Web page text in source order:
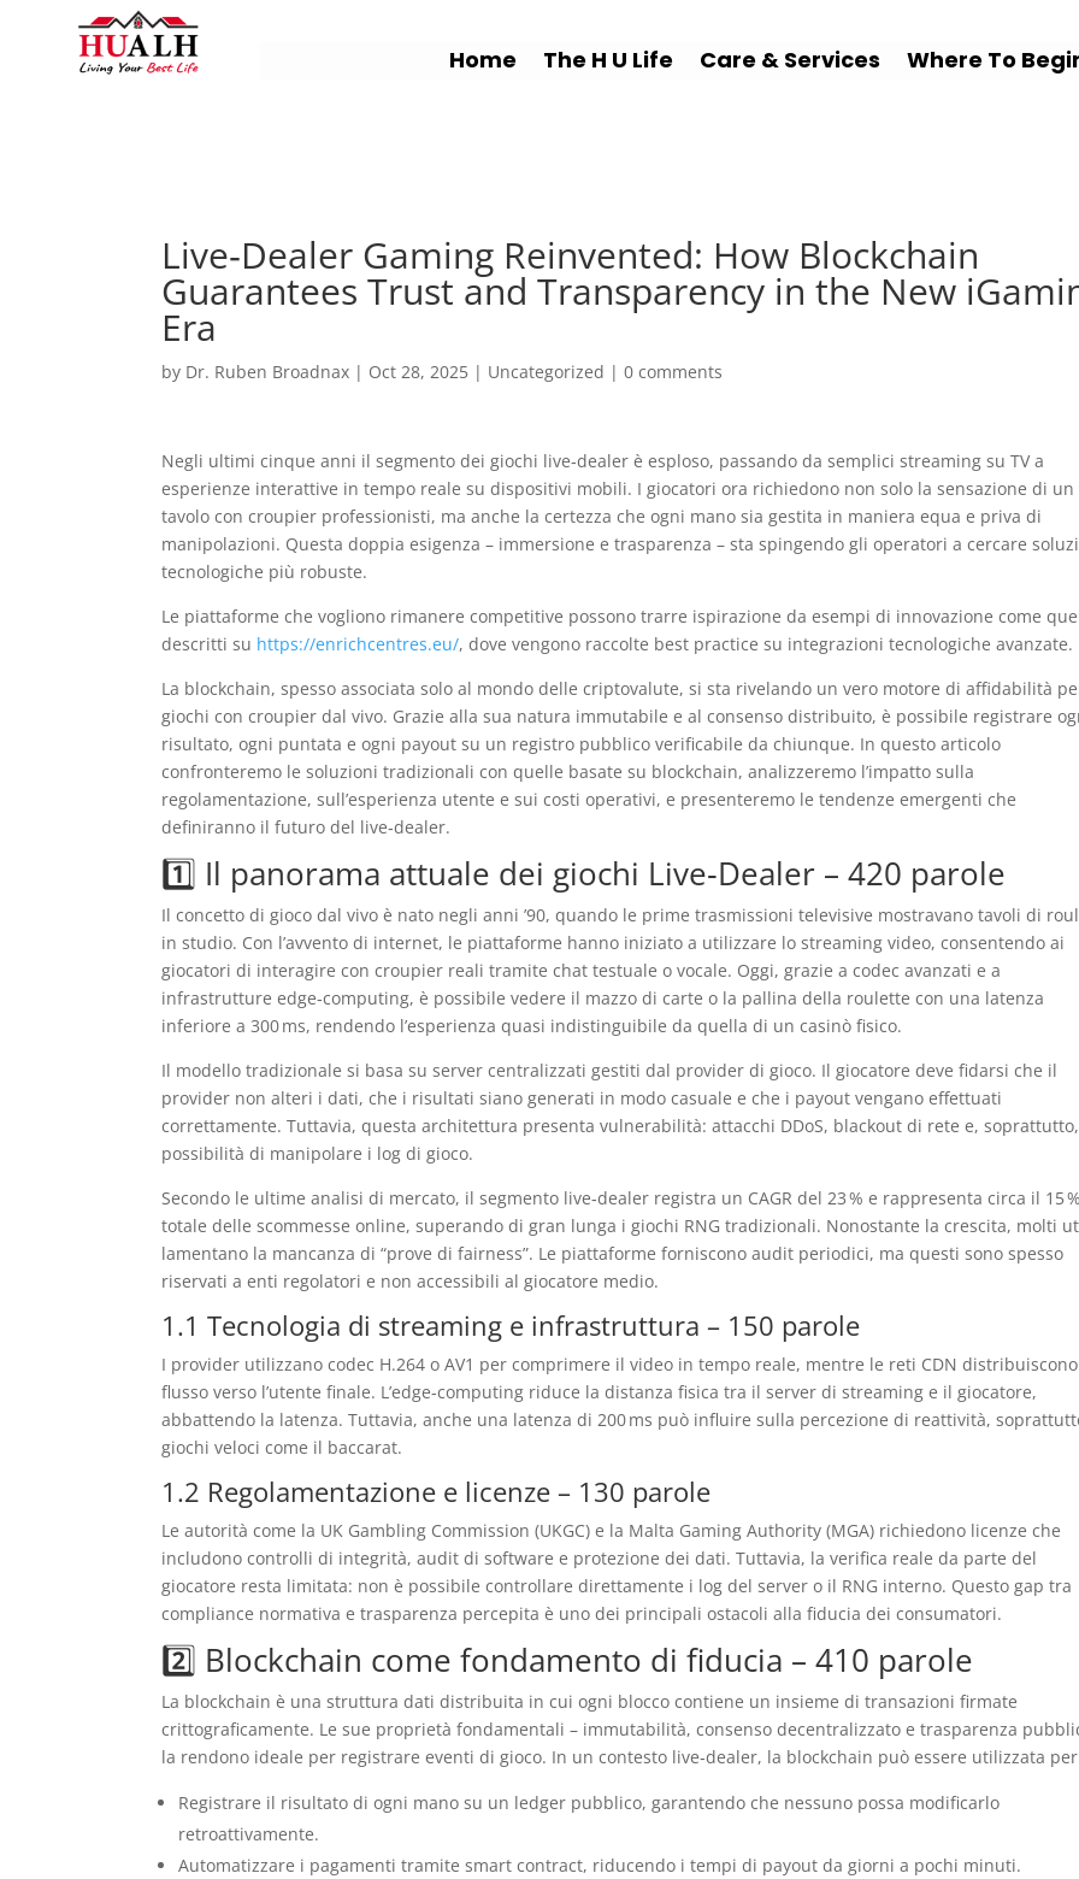
Home The H U Life Care & Services Where To
Live‑Dealer Gaming Reinvented: How Blockchain
Guarantees Trust and Transparency in the New
Era
by Dr. Ruben Broadnax | Oct 28, 2025 | Uncategorized |0 comments
Negli ultimi cinque anni il segmento dei giochi live‑dealer è esploso, passando da semplici streaming su TV a
esperienze interattive in tempo reale su dispositivi mobili. I giocatori ora richiedono non solo la sensazione di un
tavolo con croupier professionisti, ma anche la certezza che ogni mano sia gestita in maniera equa e priva di
manipolazioni. Questa doppia esigenza – immersione e trasparenza – sta spingendo gli operatori a cercare
tecnologiche più robuste.
Le piattaforme che vogliono rimanere competitive possono trarre ispirazione da esempi di innovazione come
descritti su https://enrichcentres.eu/, dove vengono raccolte best practice su integrazioni tecnologiche avanzate.
La blockchain, spesso associata solo al mondo delle criptovalute, si sta rivelando un vero motore di affidabilità
giochi con croupier dal vivo. Grazie alla sua natura immutabile e al consenso distribuito, è possibile registrare
risultato, ogni puntata e ogni payout su un registro pubblico verificabile da chiunque. In questo articolo
confronteremo le soluzioni tradizionali con quelle basate su blockchain, analizzeremo l’impatto sulla
regolamentazione, sull’esperienza utente e sui costi operativi, e presenteremo le tendenze emergenti che
definiranno il futuro del live‑dealer.
1️⃣ Il panorama attuale dei giochi Live‑Dealer – 420 parole
Il concetto di gioco dal vivo è nato negli anni ’90, quando le prime trasmissioni televisive mostravano tavoli di
in studio. Con l’avvento di internet, le piattaforme hanno iniziato a utilizzare lo streaming video, consentendo ai
giocatori di interagire con croupier reali tramite chat testuale o vocale. Oggi, grazie a codec avanzati e a
infrastrutture edge‑computing, è possibile vedere il mazzo di carte o la pallina della roulette con una latenza
inferiore a 300 ms, rendendo l’esperienza quasi indistinguibile da quella di un casinò fisico.
Il modello tradizionale si basa su server centralizzati gestiti dal provider di gioco. Il giocatore deve fidarsi che il
provider non alteri i dati, che i risultati siano generati in modo casuale e che i payout vengano effettuati
correttamente. Tuttavia, questa architettura presenta vulnerabilità: attacchi DDoS, blackout di rete e,
possibilità di manipolare i log di gioco.
Secondo le ultime analisi di mercato, il segmento live‑dealer registra un CAGR del 23 % e rappresenta circa il 15
totale delle scommesse online, superando di gran lunga i giochi RNG tradizionali. Nonostante la crescita, molti
lamentano la mancanza di “prove di fairness”. Le piattaforme forniscono audit periodici, ma questi sono spesso
riservati a enti regolatori e non accessibili al giocatore medio.
1.1 Tecnologia di streaming e infrastruttura – 150 parole
I provider utilizzano codec H.264 o AV1 per comprimere il video in tempo reale, mentre le reti CDN
flusso verso l’utente finale. L’edge‑computing riduce la distanza fisica tra il server di streaming e il giocatore,
abbattendo la latenza. Tuttavia, anche una latenza di 200 ms può influire sulla percezione di reattività,
giochi veloci come il baccarat.
1.2 Regolamentazione e licenze – 130 parole
Le autorità come la UK Gambling Commission (UKGC) e la Malta Gaming Authority (MGA) richiedono licenze che
includono controlli di integrità, audit di software e protezione dei dati. Tuttavia, la verifica reale da parte del
giocatore resta limitata: non è possibile controllare direttamente i log del server o il RNG interno. Questo gap tra
compliance normativa e trasparenza percepita è uno dei principali ostacoli alla fiducia dei consumatori.
2️⃣ Blockchain come fondamento di fiducia – 410 parole
La blockchain è una struttura dati distribuita in cui ogni blocco contiene un insieme di transazioni firmate
crittograficamente. Le sue proprietà fondamentali – immutabilità, consenso decentralizzato e trasparenza
la rendono ideale per registrare eventi di gioco. In un contesto live‑dealer, la blockchain può essere utilizzata
Registrare il risultato di ogni mano su un ledger pubblico, garantendo che nessuno possa modificarlo
retroattivamente.
Automatizzare i pagamenti tramite smart contract, riducendo i tempi di payout da giorni a pochi minuti.